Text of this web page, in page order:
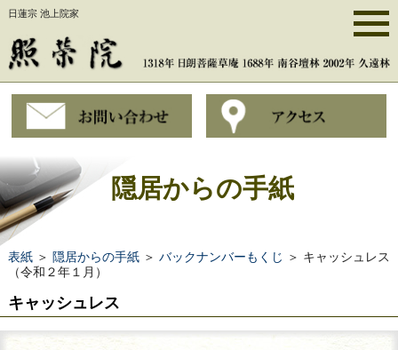
日蓮宗 池上院家
隠居からの手紙
表紙＞ 隠居からの手紙＞ バックナンバーもくじ ＞ キャッシュレス
（令和２年１月）
キャッシュレス